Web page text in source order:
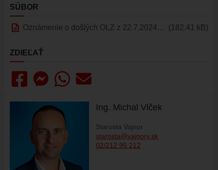
ÚRAD
STAROSTA
POSLANCI
MIESTNE ZASTUPITEĽSTVO
KOMISIE
KONTROLÓR
MIESTNA RADA
ŠTRUKTÚRA MIÚ
ZBERNÉ MIESTO
SÚBOR
description Oznámenie o došlých OLZ z 22.7.2024.pdf (182.41 kB)
ZDIEĽAŤ
Ing. Michal Vlček
Starosta Vajnor
starosta@vajnory.sk
02/212 95 212